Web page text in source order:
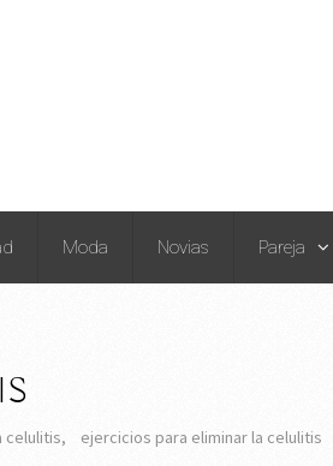
Moda Novias Pareja
celulitis, ejercicios para eliminar la celulitis